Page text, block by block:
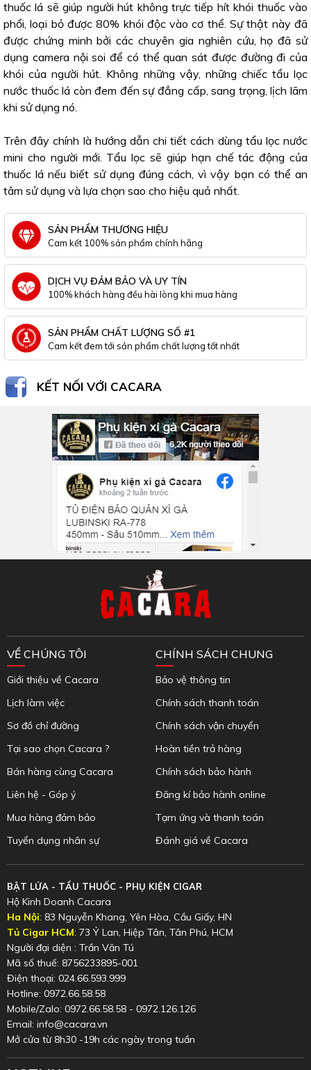
thuốc lá sẽ giúp người hút không trực tiếp hít khói thuốc vào
phổi, loại bỏ được 80% khói độc vào cơ thể. Sự thật này đã
được chứng minh bởi các chuyên gia nghiên cứu, họ đã sử
dụng camera nội soi để có thể quan sát được đường đi của
khói của người hút. Không những vậy, những chiếc tẩu lọc
nước thuốc lá còn đem đến sự đẳng cấp, sang trọng, lịch lãm
khi sử dụng nó.
Trên đây chính là hướng dẫn chi tiết cách dùng tẩu lọc nước
mini cho người mới. Tẩu lọc sẽ giúp hạn chế tác động của
thuốc lá nếu biết sử dụng đúng cách, vì vậy bạn có thể an
tâm sử dụng và lựa chọn sao cho hiệu quả nhất.
SẢN PHẨM THƯƠNG HIỆU
Cam kết 100% sản phẩm chính hãng
DỊCH VỤ ĐẢM BẢO VÀ UY TÍN
100% khách hàng đều hài lòng khi mua hàng
SẢN PHẨM CHẤT LƯỢNG SỐ #1
Cam kết đem tới sản phẩm chất lượng tốt nhất
KẾT NỐI VỚI CACARA
VỀ CHÚNG TÔI
Giới thiệu về Cacara
Lịch làm việc
Sơ đồ chỉ đường
Tại sao chọn Cacara ?
Bán hàng cùng Cacara
Liên hệ - Góp ý
Mua hàng đảm bảo
Tuyển dụng nhân sự
CHÍNH SÁCH CHUNG
Bảo vệ thông tin
Chính sách thanh toán
Chính sách vận chuyển
Hoàn tiền trả hàng
Chính sách bảo hành
Đăng kí bảo hành online
Tạm ứng và thanh toán
Đánh giá về Cacara
BẬT LỬA - TẨU THUỐC - PHỤ KIỆN CIGAR
Hộ Kinh Doanh Cacara
Ha Nội: 83 Nguyễn Khang, Yên Hòa, Cầu Giấy, HN
Tủ Cigar HCM: 73 Ỷ Lan, Hiệp Tân, Tân Phú, HCM
Người đại diện : Trần Văn Tú
Mã số thuế: 8756233895-001
Điện thoại: 024.66.593.999
Hotline: 0972.66.58.58
Mobile/Zalo: 0972.66.58.58 - 0972.126.126
Email: info@cacara.vn
Mở cửa từ 8h30 -19h các ngày trong tuần